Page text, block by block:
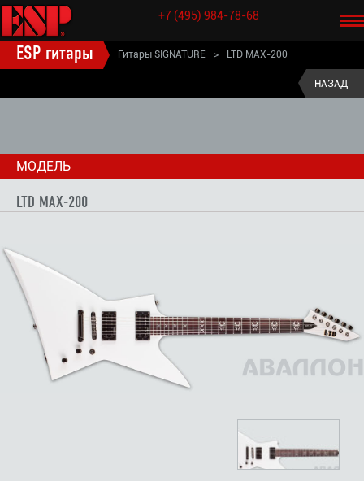
+7 (495) 984-78-68
ESP гитары Гитары SIGNATURE > LTD MAX-200
НАЗАД
МОДЕЛЬ
LTD MAX-200